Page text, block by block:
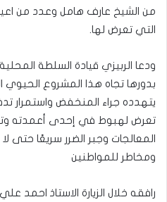
من الشيخ عارف هامل وعدد من
التي تعرض لها.
ودعا الربيزي قيادة السلطة
بدورها تجاه هذا المشروع الحيوي
يتهدده جراء المنخفض واستمرار
تعرض لهبوط في إحدى أعمدته
المعالجات وجبر الضرر سريعًا حتى
ومخاطر للمواطنين
رافقه خلال الزيارة الاستاذ احمد